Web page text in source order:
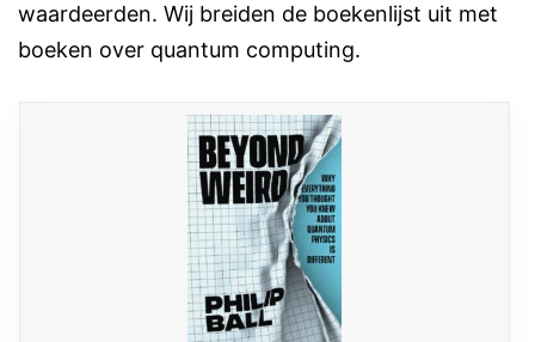
waardeerden. Wij breiden de boekenlijst uit met
boeken over quantum computing.